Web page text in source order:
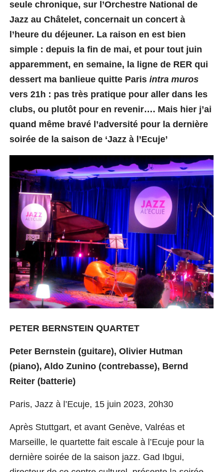
seule chronique, sur l’Orchestre National de
Jazz au Châtelet, concernait un concert à
l’heure du déjeuner. La raison en est bien
simple : depuis la fin de mai, et pour tout juin
apparemment, en semaine, la ligne de RER qui
dessert ma banlieue quitte Paris intra muros
vers 21h : pas très pratique pour aller dans les
clubs, ou plutôt pour en revenir…. Mais hier j’ai
quand même bravé l’adversité pour la dernière
soirée de la saison de ‘Jazz à l’Ecuje’
PETER BERNSTEIN QUARTET
Peter Bernstein (guitare), Olivier Hutman
(piano), Aldo Zunino (contrebasse), Bernd
Reiter (batterie)
Paris, Jazz à l’Ecuje, 15 juin 2023, 20h30
Après Stuttgart, et avant Genève, Valréas et
Marseille, le quartette fait escale à l’Ecuje pour la
dernière soirée de la saison jazz. Gad Ibgui,